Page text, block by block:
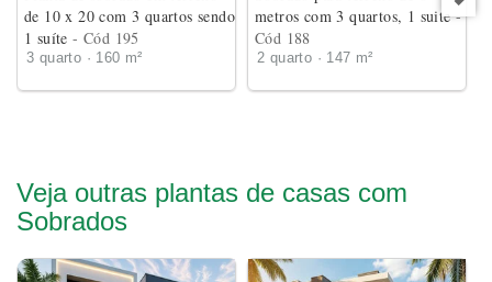
de 10 x 20 com 3 quartos sendo
1 suíte- Cód 195
3 quarto · 160 m²
metros com 3 quartos, 1 suite-
Cód 188
2 quarto · 147 m²
Veja outras plantas de casas com
Sobrados